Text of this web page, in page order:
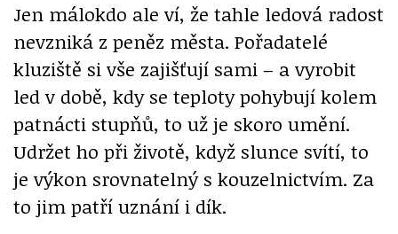
Jen málokdo ale ví, že tahle ledová radost
nevzniká z peněz města. Pořadatelé
kluziště si vše zajišťují sami – a vyrobit
led v době, kdy se teploty pohybují kolem
patnácti stupňů, to už je skoro umění.
Udržet ho při životě, když slunce svítí, to
je výkon srovnatelný s kouzelnictvím. Za
to jim patří uznání i dík.